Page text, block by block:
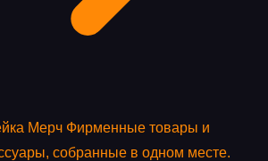
Мерч Фирменные товары и
собранные в одном месте.